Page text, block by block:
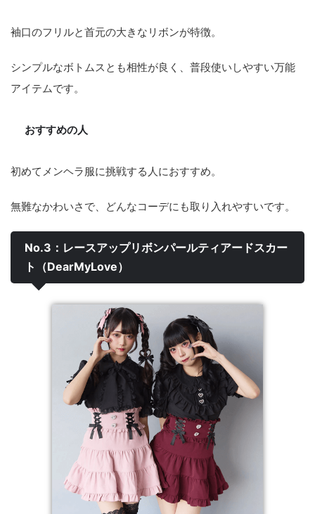
袖口のフリルと首元の大きなリボンが特徴。
シンプルなボトムスとも相性が良く、普段使いしやすい万能
アイテムです。
おすすめの人
初めてメンヘラ服に挑戦する人におすすめ。
無難なかわいさで、どんなコーデにも取り入れやすいです。
No.3：レースアップリボンパールティアードスカー
ト（DearMyLove）